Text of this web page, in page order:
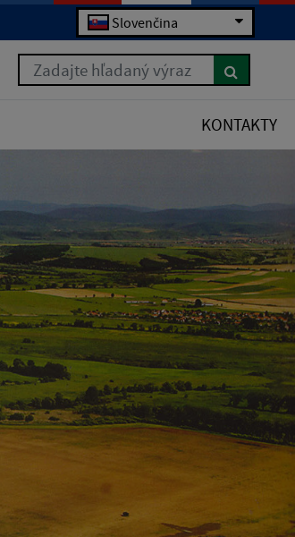
Slovenčina
Zadajte hľadaný výraz
KONTAKTY